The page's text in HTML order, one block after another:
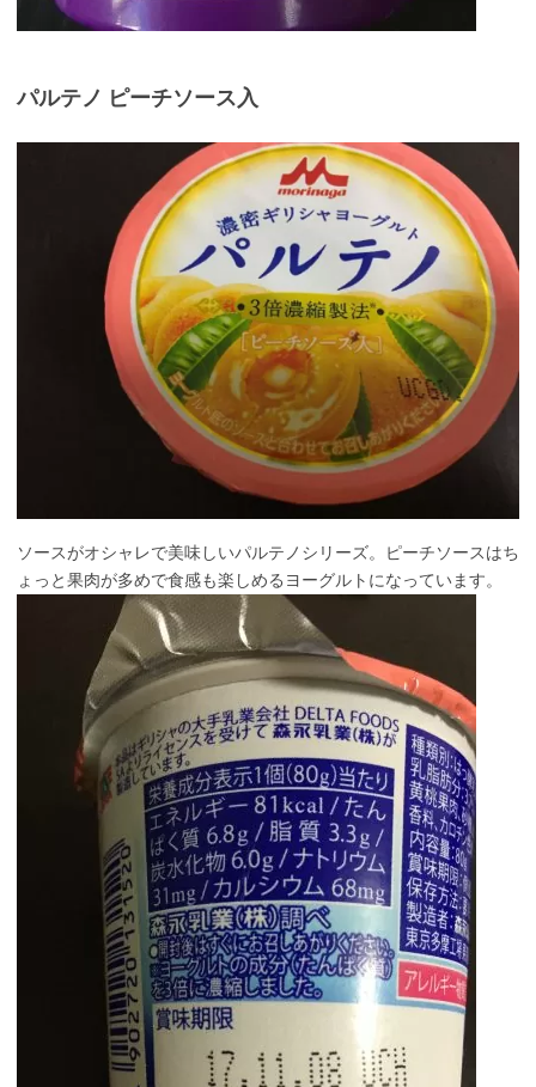
パルテノ ピーチソース入
ソースがオシャレで美味しいパルテノシリーズ。ピーチソースはち
ょっと果肉が多めで食感も楽しめるヨーグルトになっています。